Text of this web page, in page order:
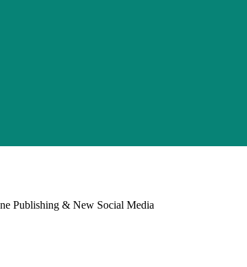
Publishing & New Social Media